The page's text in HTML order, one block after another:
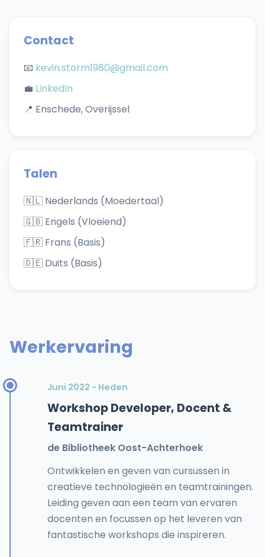
Contact
📧 kevin.storm1980@gmail.com
💼 LinkedIn
📍 Enschede, Overijssel
Talen
🇳🇱 Nederlands (Moedertaal)
🇬🇧 Engels (Vloeiend)
🇫🇷 Frans (Basis)
🇩🇪 Duits (Basis)
Werkervaring
Juni 2022 - Heden
Workshop Developer, Docent &
Teamtrainer
de Bibliotheek Oost-Achterhoek
Ontwikkelen en geven van cursussen in
creatieve technologieën en teamtrainingen.
Leiding geven aan een team van ervaren
docenten en focussen op het leveren van
fantastische workshops die inspireren.